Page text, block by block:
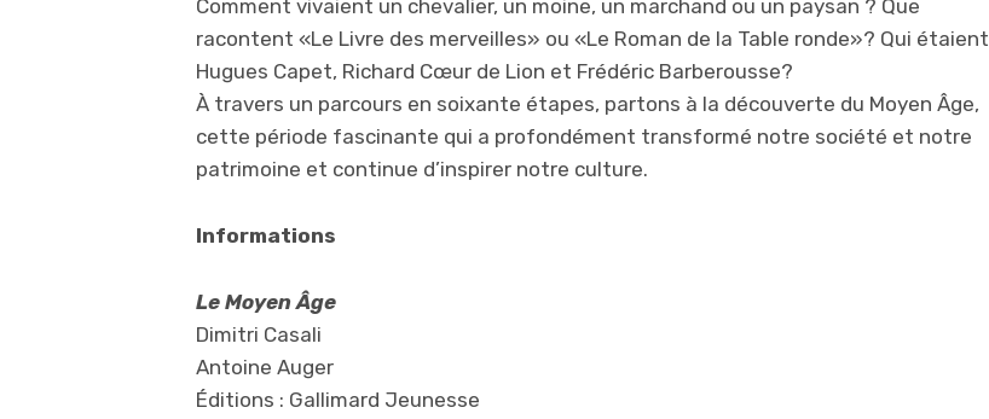
Comment vivaient un chevalier, un moine, un marchand ou un paysan ? Que
racontent «Le Livre des merveilles» ou «Le Roman de la Table ronde»? Qui étaient
Hugues Capet, Richard Cœur de Lion et Frédéric Barberousse?
À travers un parcours en soixante étapes, partons à la découverte du Moyen Âge,
cette période fascinante qui a profondément transformé notre société et notre
patrimoine et continue d’inspirer notre culture.
Informations
Le Moyen Âge
Dimitri Casali
Antoine Auger
Éditions : Gallimard Jeunesse